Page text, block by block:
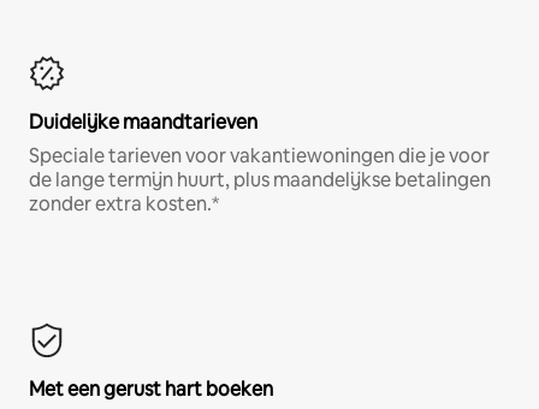
Duidelijke maandtarieven
Speciale tarieven voor vakantiewoningen die je voor
de lange termijn huurt, plus maandelijkse betalingen
zonder extra kosten.*
Met een gerust hart boeken